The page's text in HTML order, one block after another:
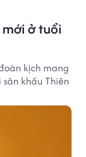
mới ở tuổi
kịch mang
khấu Thiên